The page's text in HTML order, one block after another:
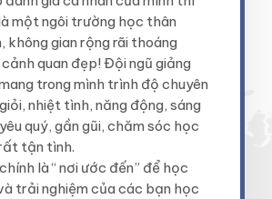
một ngôi trường học thân
không gian rộng rãi thoáng
quan đẹp! Đội ngũ giảng
trong mình trình độ chuyên
nhiệt tình, năng động, sáng
quý, gần gũi, chăm sóc học
tận tình.
là “ nơi ước đến” để học
trải nghiệm của các bạn học